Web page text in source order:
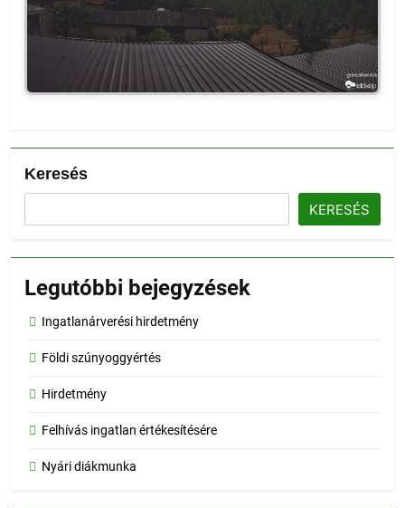
Keresés
KERESÉS
Legutóbbi bejegyzések
Ingatlanárverési hirdetmény
Földi szúnyoggyértés
Hirdetmény
Felhívás ingatlan értékesítésére
Nyári diákmunka